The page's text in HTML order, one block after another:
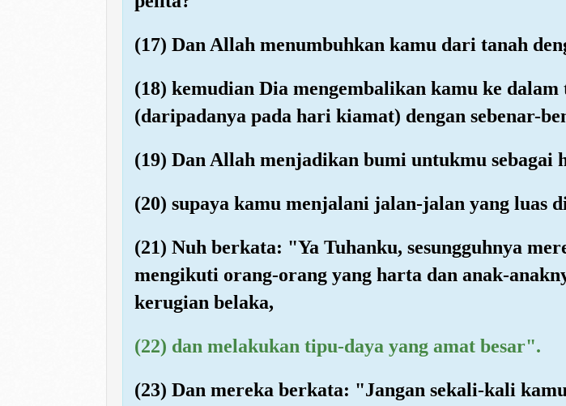
(17) Dan Allah menumbuhkan kamu dari tanah
(18) kemudian Dia mengembalikan kamu ke
(daripadanya pada hari kiamat) dengan sebenar-
(19) Dan Allah menjadikan bumi untukmu sebagai
(20) supaya kamu menjalani jalan-jalan yang luas
(21) Nuh berkata: "Ya Tuhanku, sesungguhnya
mengikuti orang-orang yang harta dan anak-
kerugian belaka,
(22) dan melakukan tipu-daya yang amat besar".
(23) Dan mereka berkata: "Jangan sekali-kali